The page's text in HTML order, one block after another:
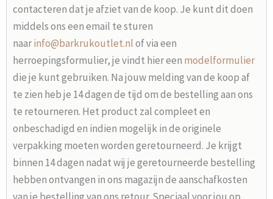
contacteren dat je afziet van de koop. Je kunt dit doen
middels ons een email te sturen
naarinfo@barkrukoutlet.nlof via een
herroepingsformulier, je vindt hier een modelformulier
die je kunt gebruiken. Na jouw melding van de koop af
te zien heb je 14 dagen de tijd om de bestelling aan ons
te retourneren. Het product zal compleet en
onbeschadigd en indien mogelijk in de originele
verpakking moeten worden geretourneerd. Je krijgt
binnen 14 dagen nadat wij je geretourneerde bestelling
hebben ontvangen in ons magazijn de aanschafkosten